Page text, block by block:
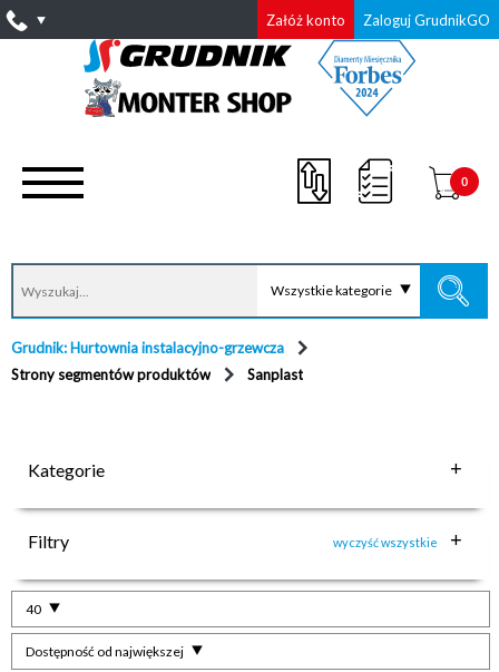
Załóż konto Zaloguj GrudnikGO
Wszystkie kategorie
0
Grudnik: Hurtownia instalacyjno-grzewcza
Strony segmentów produktów
Sanplast
Kategorie
Filtry wyczyść wszystkie
Dostępność od największej
40